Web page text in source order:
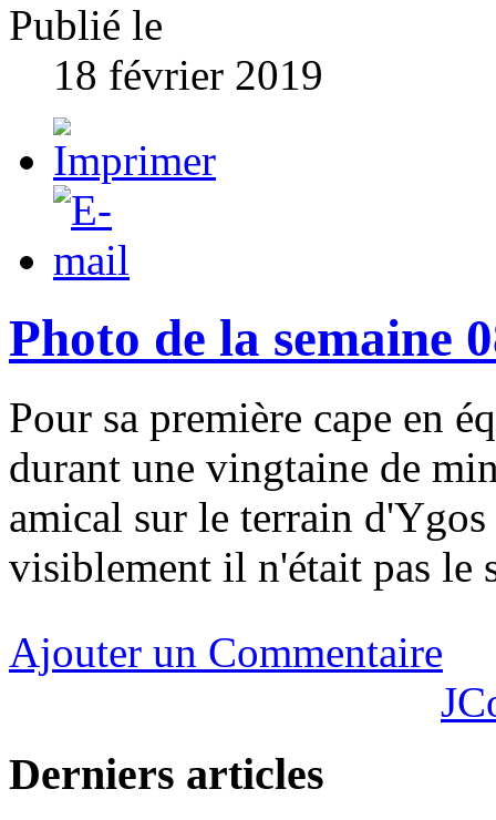
Publié le
18 février 2019
Photo de la semaine
Pour sa première cape en
durant une vingtaine de
amical sur le terrain
visiblement il n'était pas le
Ajouter un Commentaire
Derniers articles